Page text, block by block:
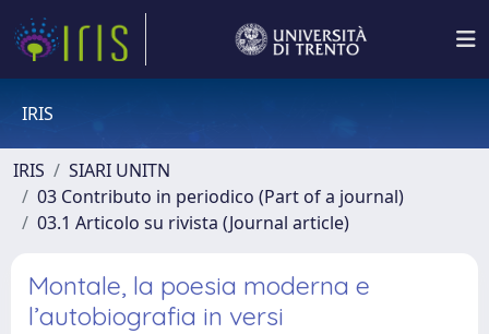
IRIS
IRIS
SIARI UNITN
03 Contributo in periodico (Part of a journal)
03.1 Articolo su rivista (Journal article)
Montale, la poesia moderna e
l’autobiografia in versi